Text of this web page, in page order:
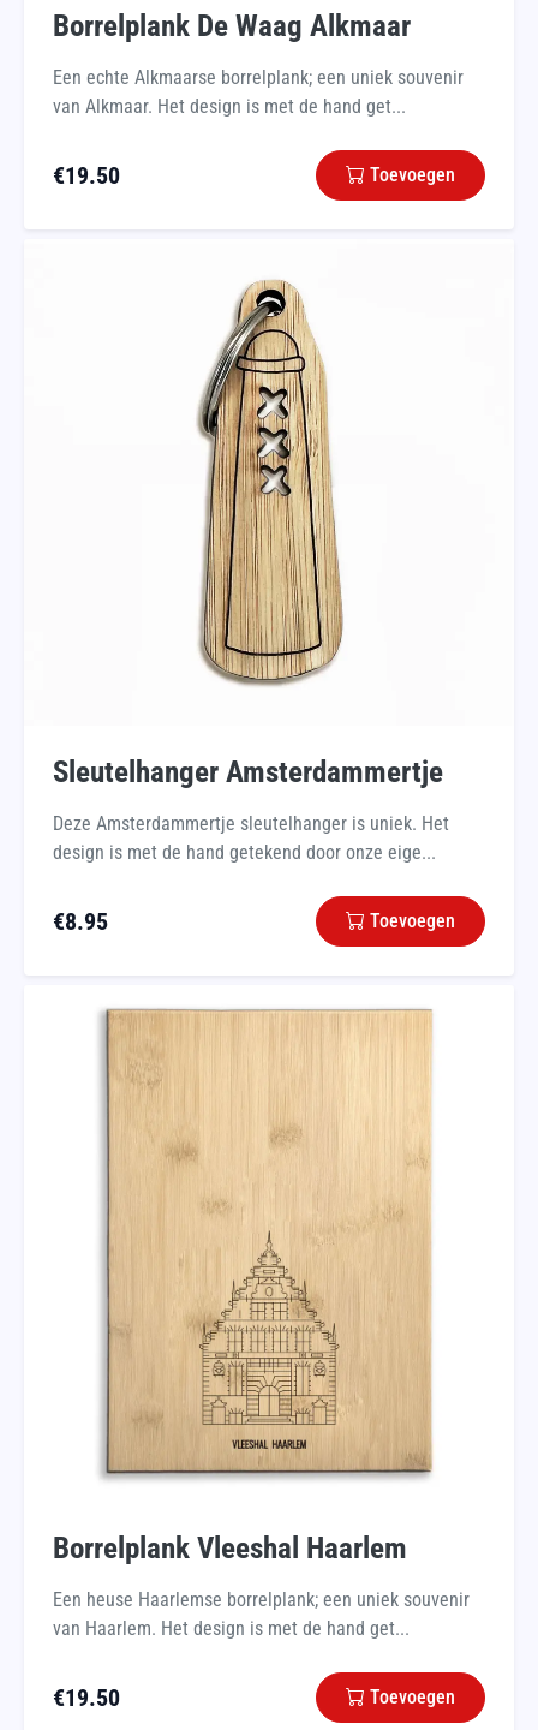
Borrelplank De Waag Alkmaar
Een echte Alkmaarse borrelplank; een uniek souvenir
van Alkmaar. Het design is met de hand get...
€19.50 Toevoegen
Sleutelhanger Amsterdammertje
Deze Amsterdammertje sleutelhanger is uniek. Het
design is met de hand getekend door onze eige...
€8.95 Toevoegen
Borrelplank Vleeshal Haarlem
Een heuse Haarlemse borrelplank; een uniek souvenir
van Haarlem. Het design is met de hand get...
€19.50 Toevoegen